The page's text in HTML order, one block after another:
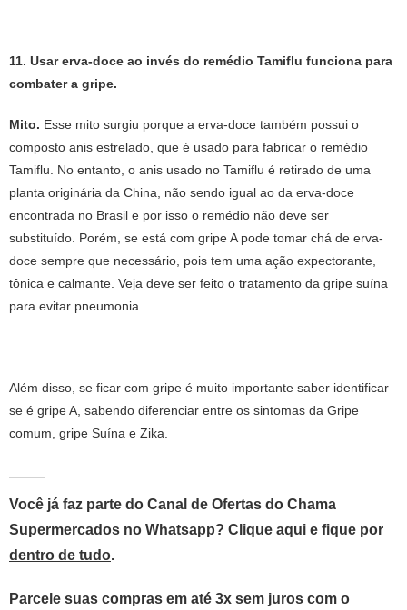
11. Usar erva-doce ao invés do remédio Tamiflu funciona para
combater a gripe.
Mito. Esse mito surgiu porque a erva-doce também possui o
composto anis estrelado, que é usado para fabricar o remédio
Tamiflu. No entanto, o anis usado no Tamiflu é retirado de uma
planta originária da China, não sendo igual ao da erva-doce
encontrada no Brasil e por isso o remédio não deve ser
substituído. Porém, se está com gripe A pode tomar chá de erva-
doce sempre que necessário, pois tem uma ação expectorante,
tônica e calmante. Veja deve ser feito o tratamento da gripe suína
para evitar pneumonia.
Além disso, se ficar com gripe é muito importante saber identificar
se é gripe A, sabendo diferenciar entre os sintomas da Gripe
comum, gripe Suína e Zika.
Você já faz parte do Canal de Ofertas do Chama
Supermercados no Whatsapp? Clique aqui e fique por
dentro de tudo.
Parcele suas compras em até 3x sem juros com o